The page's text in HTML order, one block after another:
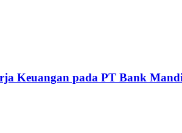
Keuangan pada PT Bank